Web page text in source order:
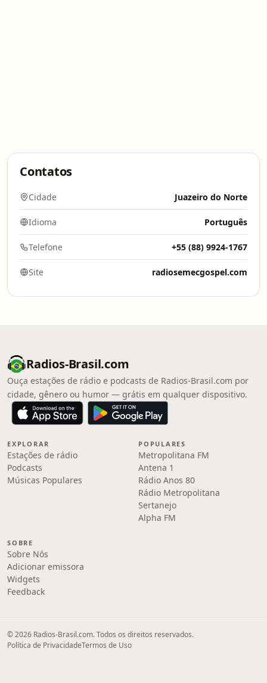
Contatos
Cidade Juazeiro do Norte
Idioma Português
Telefone +55 (88) 9924-1767
Site radiosemecgospel.com
Radios-Brasil.com
Ouça estações de rádio e podcasts de Radios-Brasil.com por
cidade, gênero ou humor — grátis em qualquer dispositivo.
EXPLORAR
Estações de rádio
Podcasts
Músicas Populares
POPULARES
Metropolitana FM
Antena 1
Rádio Anos 80
Rádio Metropolitana
Sertanejo
Alpha FM
SOBRE
Sobre Nós
Adicionar emissora
Widgets
Feedback
© 2026 Radios-Brasil.com. Todos os direitos reservados.
Política de PrivacidadeTermos de Uso